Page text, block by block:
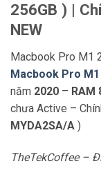
256GB ) |
NEW
Macbook Pro M1
Macbook Pro
năm 2020 – RAM
chưa Active –
MYDA2SA/A )
TheTekCoffee –